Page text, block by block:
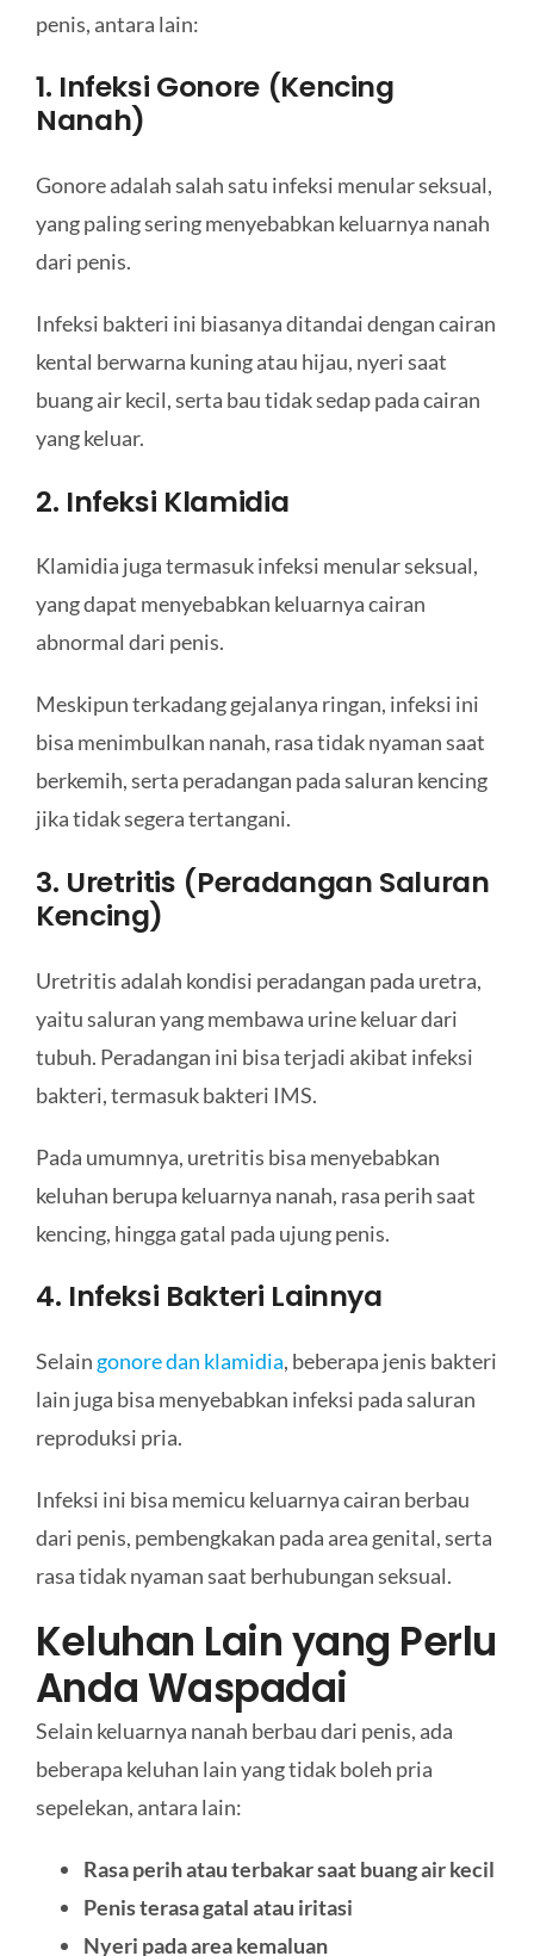
penis, antara lain:
1. Infeksi Gonore (Kencing
Nanah)
Gonore adalah salah satu infeksi menular seksual,
yang paling sering menyebabkan keluarnya nanah
dari penis.
Infeksi bakteri ini biasanya ditandai dengan cairan
kental berwarna kuning atau hijau, nyeri saat
buang air kecil, serta bau tidak sedap pada cairan
yang keluar.
2. Infeksi Klamidia
Klamidia juga termasuk infeksi menular seksual,
yang dapat menyebabkan keluarnya cairan
abnormal dari penis.
Meskipun terkadang gejalanya ringan, infeksi ini
bisa menimbulkan nanah, rasa tidak nyaman saat
berkemih, serta peradangan pada saluran kencing
jika tidak segera tertangani.
3. Uretritis (Peradangan Saluran
Kencing)
Uretritis adalah kondisi peradangan pada uretra,
yaitu saluran yang membawa urine keluar dari
tubuh. Peradangan ini bisa terjadi akibat infeksi
bakteri, termasuk bakteri IMS.
Pada umumnya, uretritis bisa menyebabkan
keluhan berupa keluarnya nanah, rasa perih saat
kencing, hingga gatal pada ujung penis.
4. Infeksi Bakteri Lainnya
Selain gonore dan klamidia, beberapa jenis bakteri
lain juga bisa menyebabkan infeksi pada saluran
reproduksi pria.
Infeksi ini bisa memicu keluarnya cairan berbau
dari penis, pembengkakan pada area genital, serta
rasa tidak nyaman saat berhubungan seksual.
Keluhan Lain yang Perlu
Anda Waspadai
Selain keluarnya nanah berbau dari penis, ada
beberapa keluhan lain yang tidak boleh pria
sepelekan, antara lain:
Rasa perih atau terbakar saat buang air kecil
Penis terasa gatal atau iritasi
Nyeri pada area kemaluan